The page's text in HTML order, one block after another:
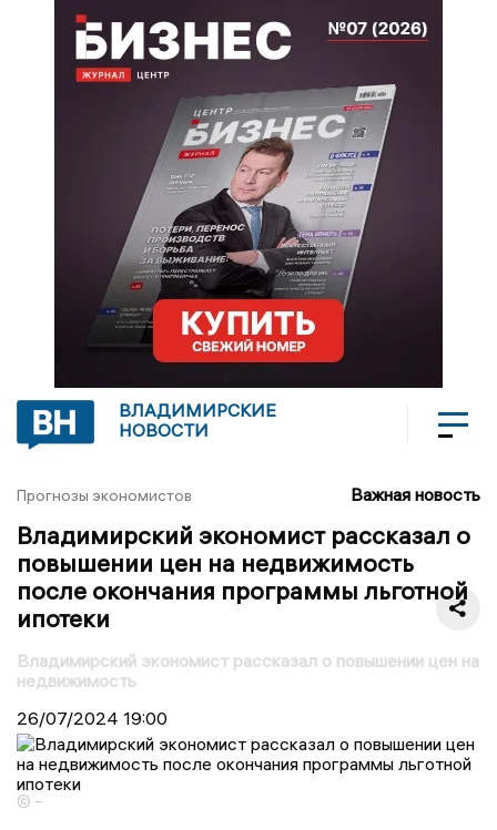
ВЛАДИМИРСКИЕ
НОВОСТИ
Прогнозы экономистов Важная новость
Владимирский экономист рассказал о
повышении цен на недвижимость
после окончания программы льготной
ипотеки
Владимирский экономист рассказал о повышении цен на
недвижимость
26/07/2024 19:00
© -